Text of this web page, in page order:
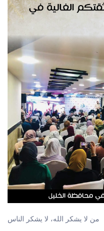
من لا يشكر الله، لا يشكر الناس